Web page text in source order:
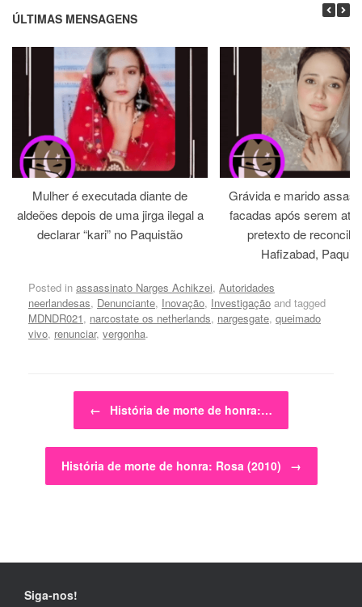
ÚLTIMAS MENSAGENS
Mulher é executada diante de
aldeões depois de uma jirga ilegal a
declarar “kari” no Paquistão
Grávida e marido
facadas após serem
pretexto de
Hafizabad,
Posted in assassinato Narges Achikzei, Autoridades
neerlandesas, Denunciante, Inovação, Investigação and tagged
MDNDR021, narcostate os netherlands, nargesgate, queimado
vivo, renunciar, vergonha.
Post navigation
← História de morte de honra:…
História de morte de honra: Rosa (2010) →
Siga-nos!